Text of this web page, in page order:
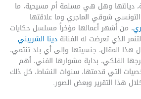
ديانتها وهل هي مسلمة أم مسيحية، ما
شوقي الماجري وما علاقتها
، من أشهر أعمالها مؤخراً مسلسل حكايات
الذي تعرضت له الفنانة دينا الشربيني
المقال، جنسيتها وإلى أي بلد تنتمي،
الفلكي، بداية مشوارها الفني، أهم
التي قدمتها، سنوات النشاط، كل ذلك
هذا التقرير وبعض الصور.